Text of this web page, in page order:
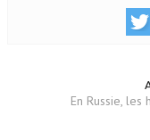
En Russie, les